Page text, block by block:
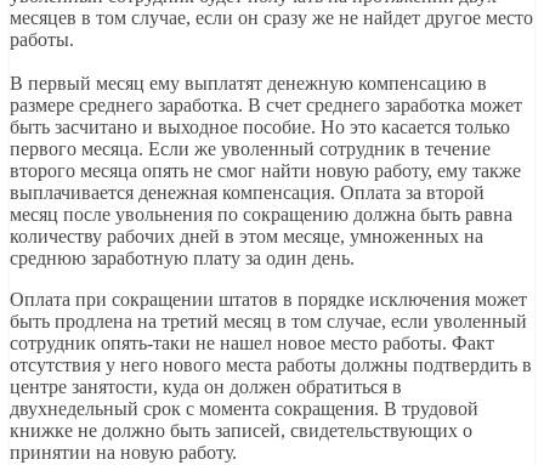
месяцев в том случае, если он сразу же не найдет другое место
работы.
В первый месяц ему выплатят денежную компенсацию в
размере среднего заработка. В счет среднего заработка может
быть засчитано и выходное пособие. Но это касается только
первого месяца. Если же уволенный сотрудник в течение
второго месяца опять не смог найти новую работу, ему также
выплачивается денежная компенсация. Оплата за второй
месяц после увольнения по сокращению должна быть равна
количеству рабочих дней в этом месяце, умноженных на
среднюю заработную плату за один день.
Оплата при сокращении штатов в порядке исключения может
быть продлена на третий месяц в том случае, если уволенный
сотрудник опять-таки не нашел новое место работы. Факт
отсутствия у него нового места работы должны подтвердить в
центре занятости, куда он должен обратиться в
двухнедельный срок с момента сокращения. В трудовой
книжке не должно быть записей, свидетельствующих о
принятии на новую работу.